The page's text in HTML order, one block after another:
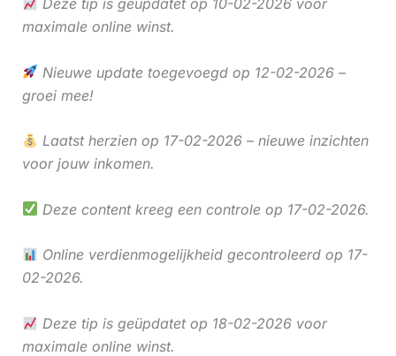
Deze tip is geüpdatet op 10-02-2026 voor
maximale online winst.
Nieuwe update toegevoegd op 12-02-2026 –
groei mee!
Laatst herzien op 17-02-2026 – nieuwe inzichten
voor jouw inkomen.
Deze content kreeg een controle op 17-02-2026.
Online verdienmogelijkheid gecontroleerd op 17-
02-2026.
Deze tip is geüpdatet op 18-02-2026 voor
maximale online winst.